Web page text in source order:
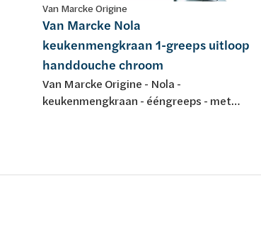
Van Marcke Origine
Van Marcke Nola
keukenmengkraan 1-greeps uitloop
handdouche chroom
Van Marcke Origine - Nola -
keukenmengkraan - ééngreeps - met